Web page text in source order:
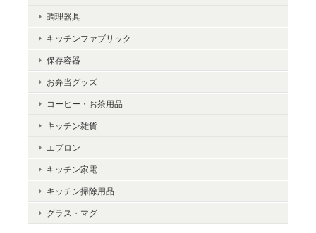
調理器具
キッチンファブリック
保存容器
お弁当グッズ
コーヒー・お茶用品
キッチン雑貨
エプロン
キッチン家電
キッチン掃除用品
グラス・マグ